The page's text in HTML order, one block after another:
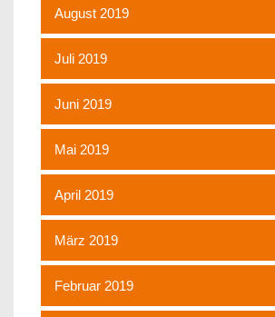
August 2019
Juli 2019
Juni 2019
Mai 2019
April 2019
März 2019
Februar 2019